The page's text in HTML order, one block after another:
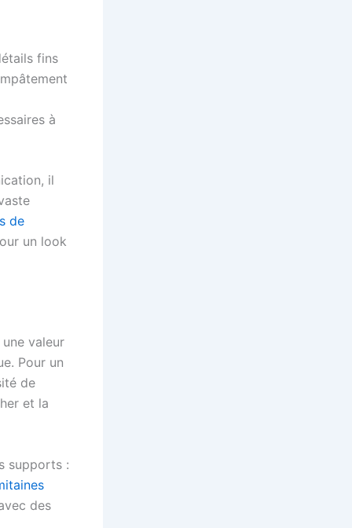
fins
à
il
de
un look
valeur
Pour un
de
et la
supports :
des